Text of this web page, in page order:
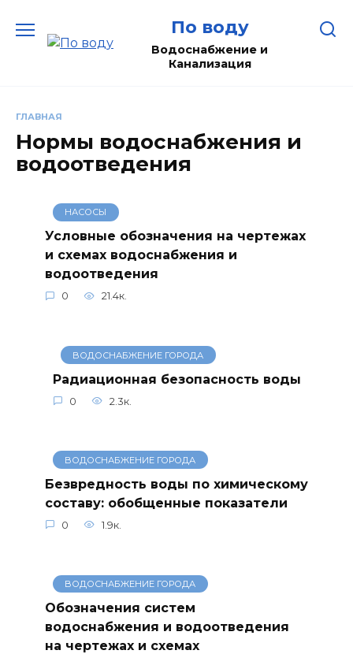
содержанию
По воду
Водоснабжение и
Канализация
ГЛАВНАЯ
Нормы водоснабжения и
водоотведения
НАСОСЫ
Условные обозначения на чертежах
и схемах водоснабжения и
водоотведения
0 21.4к.
ВОДОСНАБЖЕНИЕ ГОРОДА
Радиационная безопасность воды
0 2.3к.
ВОДОСНАБЖЕНИЕ ГОРОДА
Безвредность воды по химическому
составу: обобщенные показатели
0 1.9к.
ВОДОСНАБЖЕНИЕ ГОРОДА
Обозначения систем
водоснабжения и водоотведения
на чертежах и схемах